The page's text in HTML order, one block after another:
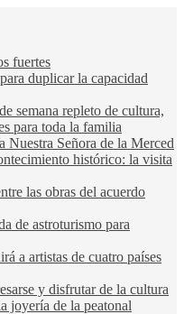
fuertes
duplicar la capacidad
semana repleto de cultura,
para toda la familia
Señora de la Merced
histórico: la visita
las obras del acuerdo
de astroturismo para
a artistas de cuatro países
y disfrutar de la cultura
joyería de la peatonal